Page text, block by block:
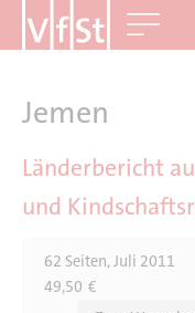
Jemen
Länderbericht
und
62 Seiten, Juli 2011
49,50 €